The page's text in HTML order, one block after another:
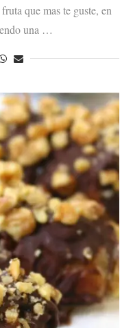
que mas te guste, en
una …